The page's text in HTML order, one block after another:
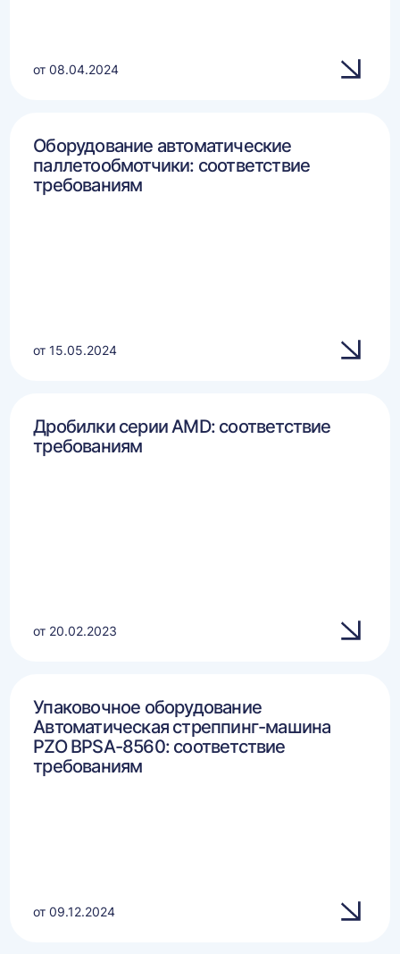
от 08.04.2024
Оборудование автоматические
паллетообмотчики: соответствие
требованиям
от 15.05.2024
Дробилки серии AMD: соответствие
требованиям
от 20.02.2023
Упаковочное оборудование
Автоматическая стреппинг-машина
PZO BPSA-8560: соответствие
требованиям
от 09.12.2024